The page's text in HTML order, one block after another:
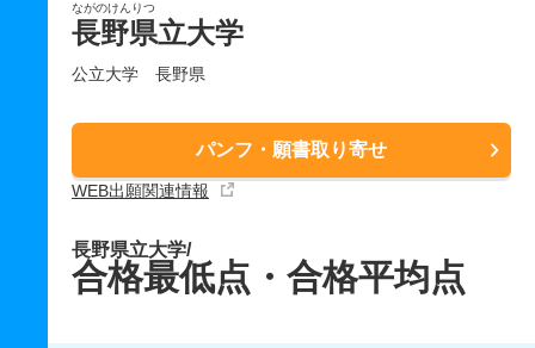
ながのけんりつ
長野県立大学
公立大学 長野県
パンフ・願書取り寄せ
WEB出願関連情報
長野県立大学/
合格最低点・合格平均点